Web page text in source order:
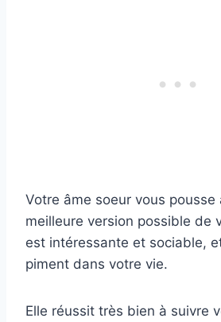
Votre âme soeur vous pousse
meilleure version possible de
est intéressante et sociable,
piment dans votre vie.
Elle réussit très bien à suivre